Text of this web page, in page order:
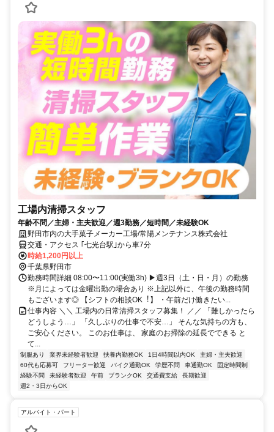
工場内清掃スタッフ
年齢不問／主婦・主夫歓迎／週3勤務／短時間／未経験OK
野田市内の大手菓子メーカー工場/常陽メンテナンス株式会社
交通・アクセス ｢七光台駅｣から車7分
時給1,200円以上
千葉県野田市
勤務時間詳細 08:00〜11:00(実働3h) ▶週3⽇（土・日・月）の勤務
※月によっては金曜出勤の場合あり ※上記以外に、午後の勤務時間
もございます◎ 【シフトの相談OK︕】 ・午前だけ働きたい...
仕事内容 ＼＼ 工場内の日常清掃スタッフ募集！ ／／ 「難しかったら
どうしよう…」 「久しぶりの仕事で不安…」 そんな気持ちの方も、
ご安心ください。 このお仕事は、 家庭のお掃除の延長でできる と
て...
制服あり 業界未経験者歓迎 扶養内勤務OK 1日4時間以内OK
主婦・主夫歓迎
60代も応募可
フリーター歓迎 バイク通勤OK 学歴不問 車通勤OK
固定時間制
経験不問
未経験者歓迎 午前 ブランクOK 交通費支給
長期歓迎
週2・3日からOK
アルバイト・パート